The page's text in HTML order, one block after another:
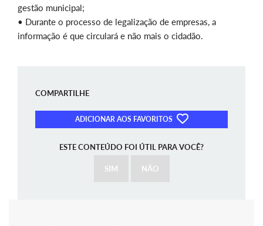
gestão municipal;
• Durante o processo de legalização de empresas, a
informação é que circulará e não mais o cidadão.
COMPARTILHE
ADICIONAR AOS FAVORITOS
ESTE CONTEÚDO FOI ÚTIL PARA VOCÊ?
SIM NÃO